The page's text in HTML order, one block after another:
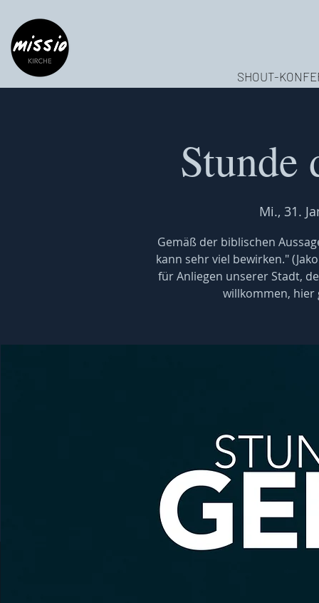
SHOUT-
Stunde
Mi., 31.
Gemäß der biblischen
kann sehr viel bewirken."
für Anliegen unserer Stadt,
willkommen, hier